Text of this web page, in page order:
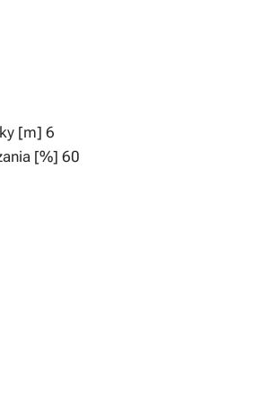
[m] 6
[%] 60